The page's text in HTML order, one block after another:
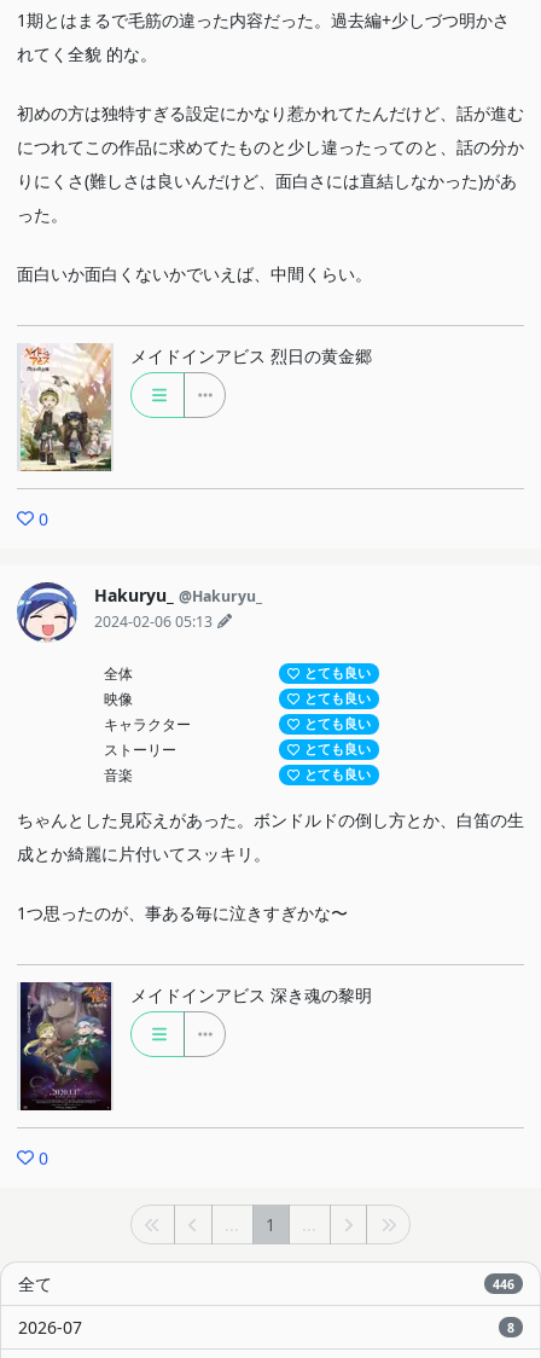
1期とはまるで毛筋の違った内容だった。過去編+少しづつ明かさ
れてく全貌 的な。
初めの方は独特すぎる設定にかなり惹かれてたんだけど、話が進む
につれてこの作品に求めてたものと少し違ったってのと、話の分か
りにくさ(難しさは良いんだけど、面白さには直結しなかった)があ
った。
面白いか面白くないかでいえば、中間くらい。
メイドインアビス 烈日の黄金郷
0
Hakuryu_ @Hakuryu_
2024-02-06 05:13
全体 とても良い
映像 とても良い
キャラクター とても良い
ストーリー とても良い
音楽 とても良い
ちゃんとした見応えがあった。ボンドルドの倒し方とか、白笛の生
成とか綺麗に片付いてスッキリ。
1つ思ったのが、事ある毎に泣きすぎかな〜
メイドインアビス 深き魂の黎明
0
... 1 ...
全て 446
2026-07 8